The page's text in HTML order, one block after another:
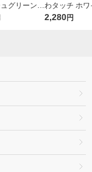
グリーンの
え 超特大
軟剤 P＆G
わタッチ ホワ
ィーの香り 詰
2,280円